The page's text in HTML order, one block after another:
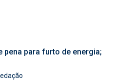
pena para furto de energia;